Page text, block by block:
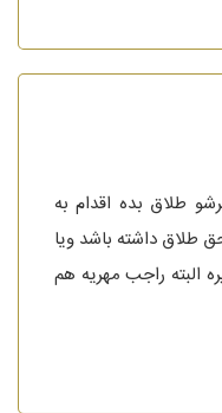
طلاق بده اقدام به
طلاق داشته باشد ویا
البته راجب مهریه هم